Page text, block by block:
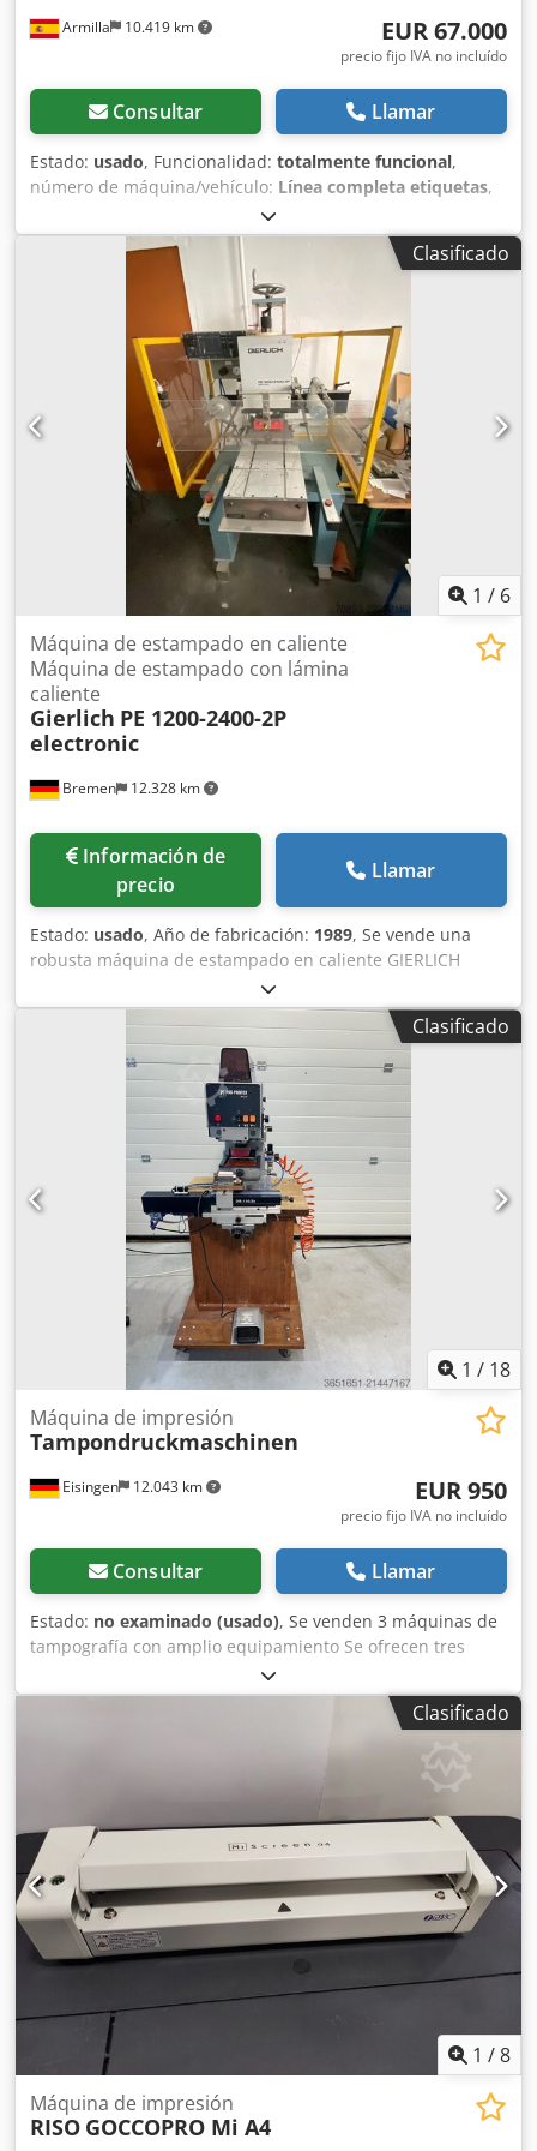
Armilla 10.419 km EUR 67.000
precio fijo IVA no incluído
Consultar Llamar
Estado: usado, Funcionalidad: totalmente funcional,
número de máquina/vehículo: Línea completa etiquetas,
LÍNEA COMPLETA DE IMPRESIÓN Y ACABADO DIGITAL DE
ETIQUETAS La línea incluye: • BizPress 13R Impresora
digital de etiquetas LED toner CMYK de alta resolución,
ideal para tiradas cortas, medias y datos variables. • SMAG
E-CUT S330 Sistema profesional de acabado y converting
para etiquetas con laminado, troquelado semi-rotativo,
corte longitudinal y rebobinado. • LabelCut R20s
(ROTUTECH) Sistema de inspección, corte y acabado para
producción profesional de etiquetas. Línea completa
preparada para producción profesional de etiquetas
adhesivas. Cjdpfxoy Uddvj Aaiorf Ideal para: - fabricantes
de etiquetas - imprentas - producción industrial, - tiradas
cortas y medias - datos variables y personalización Las
máquinas se encuentran en muy buen estado de
funcionamiento y pueden verse trabajando. Ubicación:
España Para más información, vídeos o fotografías
adicionales, contactar.
Clasificado
1 / 6
Bremen 12.328 km
Máquina de estampado en caliente
Máquina de estampado con lámina
caliente
Gierlich PE 1200-2400-2P
electronic
Información de
precio
Llamar
Estado: usado, Año de fabricación: 1989, Se vende una
robusta máquina de estampado en caliente GIERLICH
(máquina de estampado con lámina caliente) en buen
estado de conservación. Datos técnicos: Fabricante:
GIERLICH Modelo: PE 1200-2400-2P electronic Año de
fabricación: 1989 La máquina puede ser inspeccionada
cerca de Solingen, previo acuerdo. Venta a partir de la
base. Sujeto a venta previa. _____ Se aplican nuestras
condiciones generales de venta; además, el vendedor no
se hace responsable de errores de escritura o de
transmisión de datos. Los datos y las imágenes han sido
facilitados por el propietario y autorizados para su
publicación. La apariencia de los artículos ofrecidos
corresponde a su antigüedad y a las imágenes mostradas.
La tecnología y el desgaste de los artículos ofrecidos son
coherentes con su antigüedad. Las máquinas usadas se
venden exclusivamente a empresas y sin garantía. Credpfx
Aezi U Theaijf
Clasificado
1 / 18
Eisingen 12.043 km
Máquina de impresión
Tampondruckmaschinen
EUR 950
precio fijo IVA no incluído
Consultar Llamar
Estado: no examinado (usado), Se venden 3 máquinas de
tampografía con amplio equipamiento Se ofrecen tres
máquinas de tampografía, todas en perfecto estado de
funcionamiento. Únicamente es necesario adaptarlas a sus
plantillas de impresión individuales. El paquete incluye
además: - Al menos 200 tampones de impresión nuevos y
sin uso - Placas de impresión nuevas y grabadas (sin usar)
- Más accesorios Cjdpfx Aaeyrut Ujisrf Todas las máquinas
funcionan perfectamente y están listas para trabajar una
vez configuradas para las plantillas correspondientes.
Preferiría vender todo junto como un lote completo. Sobre
el valor de los tampones: Un tampón de impresión cuesta,
según el modelo, entre 35 y 45 €; así que solo el lote de
tampones tiene ya un valor de varios miles de euros. Si
está interesado o tiene preguntas, no dude en
contactarme. ¡También tengo vídeos de las tres máquinas!
No dude en hacerme una propuesta.
Clasificado
1 /8
Máquina de impresión
RISO GOCCOPRO Mi A4